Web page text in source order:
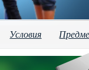
Условия